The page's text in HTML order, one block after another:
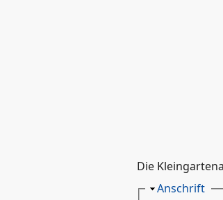
Die
Ausblenden
Anschrift